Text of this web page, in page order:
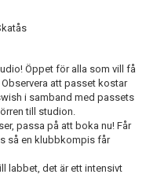
Öppet för alla som vill få
att passet kostar
i samband med passets
till studion.
passa på att boka nu! Får
så en klubbkompis får
labbet, det är ett intensivt